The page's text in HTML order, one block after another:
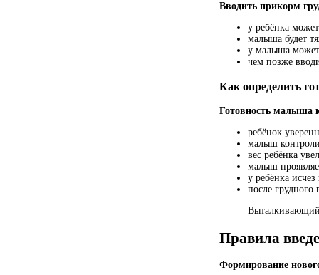
Вводить прикорм
у ребёнка
малыша будет
у малыша может
чем позже
Как определить
Готовность малыша
ребёнок
малыш
вес ребёнка
малыш
у ребёнка
после грудного
Выталкивающий
Правила
Формирование